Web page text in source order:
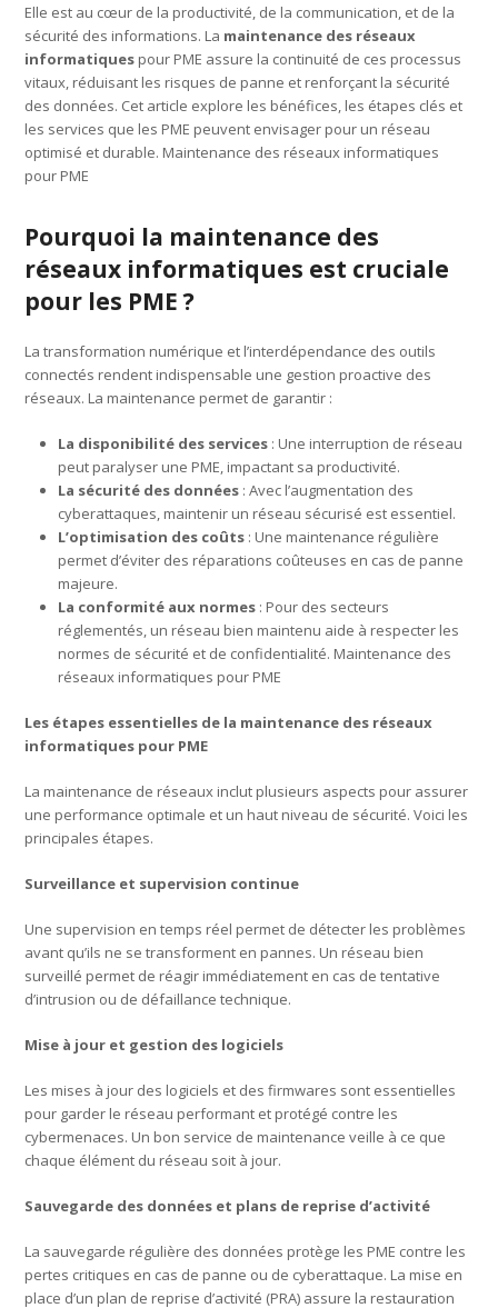
Elle est au cœur de la productivité, de la communication, et de la
sécurité des informations. La maintenance des réseaux
informatiques pour PME assure la continuité de ces processus
vitaux, réduisant les risques de panne et renforçant la sécurité
des données. Cet article explore les bénéfices, les étapes clés et
les services que les PME peuvent envisager pour un réseau
optimisé et durable. Maintenance des réseaux informatiques
pour PME
Pourquoi la maintenance des
réseaux informatiques est cruciale
pour les PME ?
La transformation numérique et l’interdépendance des outils
connectés rendent indispensable une gestion proactive des
réseaux. La maintenance permet de garantir :
La disponibilité des services : Une interruption de réseau
peut paralyser une PME, impactant sa productivité.
La sécurité des données : Avec l’augmentation des
cyberattaques, maintenir un réseau sécurisé est essentiel.
L’optimisation des coûts : Une maintenance régulière
permet d’éviter des réparations coûteuses en cas de panne
majeure.
La conformité aux normes : Pour des secteurs
réglementés, un réseau bien maintenu aide à respecter les
normes de sécurité et de confidentialité. Maintenance des
réseaux informatiques pour PME
Les étapes essentielles de la maintenance des réseaux
informatiques pour PME
La maintenance de réseaux inclut plusieurs aspects pour assurer
une performance optimale et un haut niveau de sécurité. Voici les
principales étapes.
Surveillance et supervision continue
Une supervision en temps réel permet de détecter les problèmes
avant qu’ils ne se transforment en pannes. Un réseau bien
surveillé permet de réagir immédiatement en cas de tentative
d’intrusion ou de défaillance technique.
Mise à jour et gestion des logiciels
Les mises à jour des logiciels et des firmwares sont essentielles
pour garder le réseau performant et protégé contre les
cybermenaces. Un bon service de maintenance veille à ce que
chaque élément du réseau soit à jour.
Sauvegarde des données et plans de reprise d’activité
La sauvegarde régulière des données protège les PME contre les
pertes critiques en cas de panne ou de cyberattaque. La mise en
place d’un plan de reprise d’activité (PRA) assure la restauration